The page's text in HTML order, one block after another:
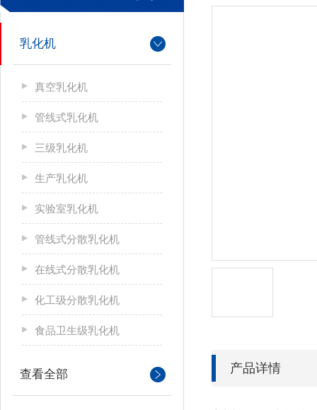
乳化机
真空乳化机
管线式乳化机
三级乳化机
生产乳化机
实验室乳化机
管线式分散乳化机
在线式分散乳化机
化工级分散乳化机
食品卫生级乳化机
查看全部 产品详情